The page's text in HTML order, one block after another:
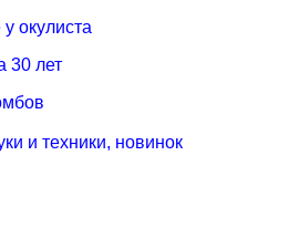
окулиста
30 лет
и техники, новинок